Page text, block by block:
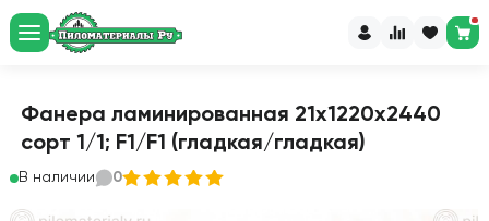
Фанера ламинированная 21х1220х2440
сорт 1/1; F1/F1 (гладкая/гладкая)
В наличии 0